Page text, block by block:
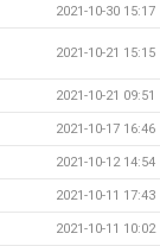
2021-10-30 15:17
2021-10-21 15:15
2021-10-21 09:51
2021-10-17 16:46
2021-10-12 14:54
2021-10-11 17:43
2021-10-11 10:02